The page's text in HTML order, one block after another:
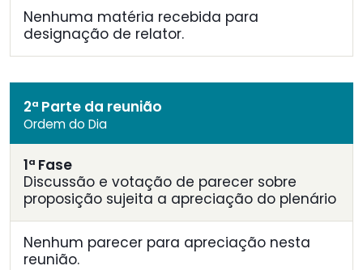
Nenhuma matéria recebida para
designação de relator.
2ª Parte da reunião
Ordem do Dia
1ª Fase
Discussão e votação de parecer sobre
proposição sujeita a apreciação do plenário
Nenhum parecer para apreciação nesta
reunião.